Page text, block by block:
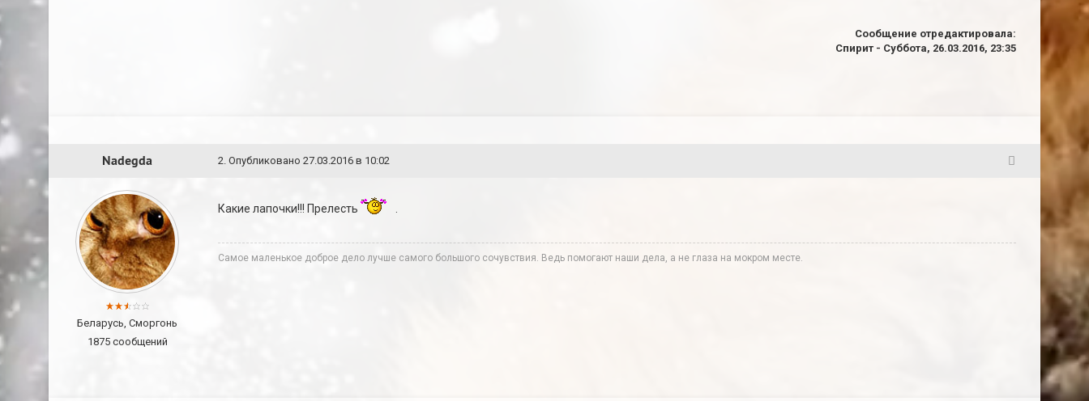
Сообщение отредактировала:
Спирит - Суббота, 26.03.2016, 23:35
Nadegda 2. Опубликовано 27.03.2016 в 10:02
Беларусь, Сморгонь
1875 сообщений
Какие лапочки!!! Прелесть
Cамое маленькое доброе дело лучше самого большого сочувствия. Ведь помогают наши дела, а не глаза на мокром месте.